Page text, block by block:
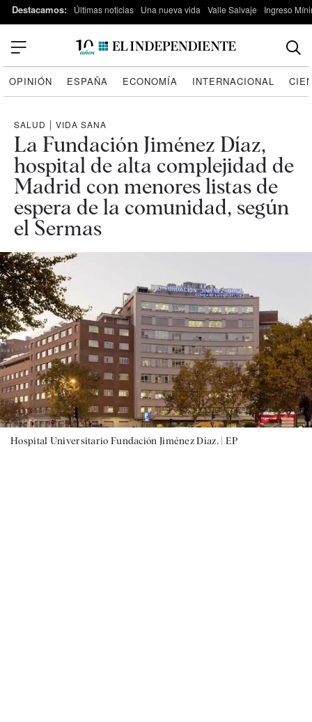
Destacamos: Últimas noticias Una nueva vida Valle Salvaje Ingreso
OPINIÓN ESPAÑA ECONOMÍA INTERNACIONAL
SALUD | VIDA SANA
La Fundación Jiménez Díaz,
hospital de alta complejidad de
Madrid con menores listas de
espera de la comunidad, según
el Sermas
Hospital Universitario Fundación Jiménez Díaz. | EP